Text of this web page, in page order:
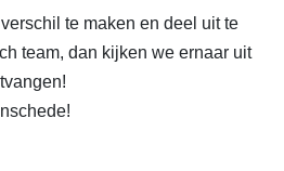
te maken en deel uit te
team, dan kijken we ernaar uit